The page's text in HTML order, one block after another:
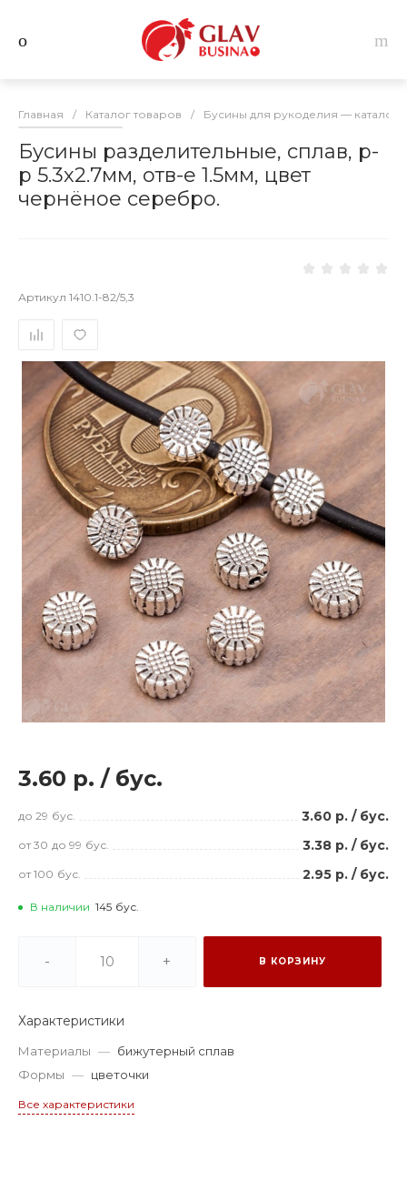
Главная / Каталог товаров / Бусины для рукоделия — каталог
Бусины разделительные, сплав, р-
р 5.3х2.7мм, отв-е 1.5мм, цвет
чернёное серебро.
Артикул 1410.1-82/5,3
3.60 р. / бус.
до 29 бус. 3.60 р. / бус.
от 30 до 99 бус. 3.38 р. / бус.
от 100 бус. 2.95 р. / бус.
В наличии 145 бус.
- + В КОРЗИНУ
Характеристики
Материалы — бижутерный сплав
Формы — цветочки
Все характеристики